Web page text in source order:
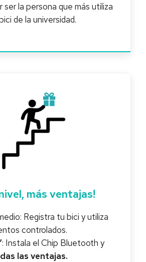
ser la persona que más utiliza
de la universidad.
más ventajas!
Registra tu bici y utiliza
controlados.
: Instala el Chip Bluetooth y
las ventajas.